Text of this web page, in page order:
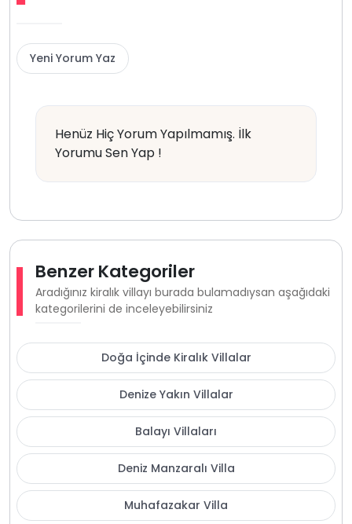
Yeni Yorum Yaz
Henüz Hiç Yorum Yapılmamış. İlk
Yorumu Sen Yap !
Benzer Kategoriler
Aradığınız kiralık villayı burada bulamadıysan aşağıdaki
kategorilerini de inceleyebilirsiniz
Doğa İçinde Kiralık Villalar
Denize Yakın Villalar
Balayı Villaları
Deniz Manzaralı Villa
Muhafazakar Villa